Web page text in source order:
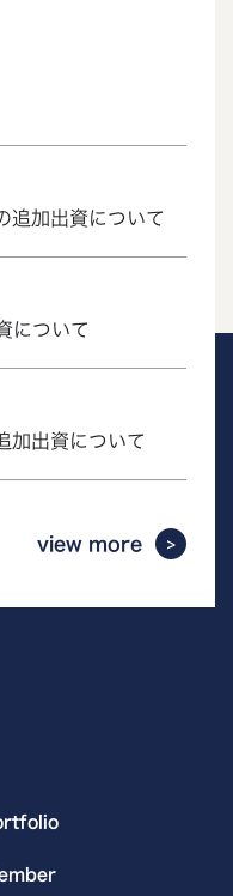
追加出資について
について
加出資について
view more